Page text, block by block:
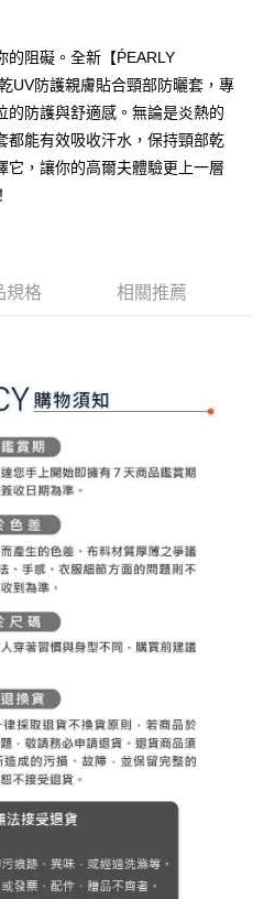
依後續交易確認頁面所載為準。
或遇審核未通過，訂單將自動取
示未達大哥付你分期系統評分，恕無
你分期」於每月結算日後寄送繳費提
商條碼／台灣大直營門市／銀行轉
繳費。
或服務，並由商店將買賣／分期付款
：
https://oppay.tw/userRule
付款」的支付方式。 讓您購物簡單
不需儲值。
即可結帳。
款。
」後，將跳轉至「AFTEE先享後付」
，即可完成結帳。
訂單仍視為有效，需透過AFTEE先享
之「AFTEE先享後付」服務完成之交
資料，並將交易相關給付款項請求債
下網址：
理人或監護人之同意方可使用
者引起之損失，本公司不負相關責
據個別帳號之用戶狀況，依本公司即
度不足之情形，本公司將視審查結果
資訊註冊。若發現惡意使用之情形，
戶之使用額度並採取法律行動。
的阻礙。全新【ṔEARLY
UV防護親膚貼合頸部防曬套，專
的防護與舒適感。無論是炎熱的
都能有效吸收汗水，保持頸部乾
它，讓你的高爾夫體驗更上一層
規格 相關推薦